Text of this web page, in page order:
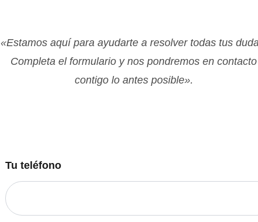
«Estamos aquí para ayudarte a resolver todas tus
Completa el formulario y nos pondremos en contacto
contigo lo antes posible».
Tu teléfono